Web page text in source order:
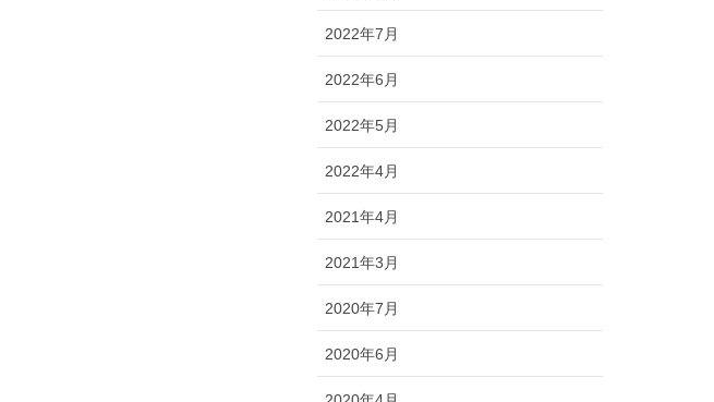
2022年7月
2022年6月
2022年5月
2022年4月
2021年4月
2021年3月
2020年7月
2020年6月